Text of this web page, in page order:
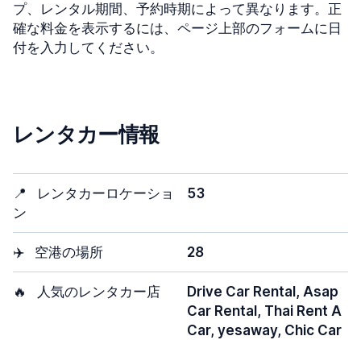
プ、レンタル期間、予約時期によって異なります。正
確な料金を表示するには、ページ上部のフォームに日
付を入力してください。
レンタカー情報
📍
レンタカーロケーショ
ン
53
✈️ 空港の場所 28
🔥 人気のレンタカー店
Drive Car Rental, Asap
Car Rental, Thai Rent A
Car, yesaway, Chic Car